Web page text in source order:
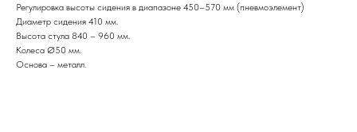
Регулировка высоты сидения в диапазоне 450–570 мм (пневмоэлемент)
Диаметр сидения 410 мм.
Высота стула 840 – 960 мм.
Колеса Ø50 мм.
Основа – металл.